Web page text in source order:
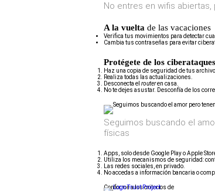
No entres en wifis
A la vuelta de las vacaciones
Verifica tus movimientos para detectar
Cambia tus contraseñas para evitar
Protégete de los
Haz una copia de seguridad de tus
Realiza todas las actualizaciones.
Desconecta el routeren casa.
No te dejes asustar. Desconfía de los
Seguimos buscando el
físicas
Apps, solo desde Google Play o Apple
Utiliza los mecanismos de seguridad:
Las redes sociales, en privado.
No accedas a información bancaria o
Conforme a los criterios de